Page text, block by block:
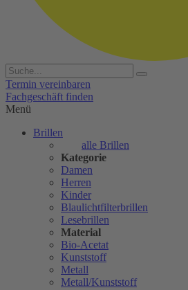
Termin vereinbaren
Fachgeschäft finden
Menü
Brillen
alle Brillen
Kategorie
Damen
Herren
Kinder
Blaulichtfilterbrillen
Lesebrillen
Material
Bio-Acetat
Kunststoff
Metall
Metall/Kunststoff